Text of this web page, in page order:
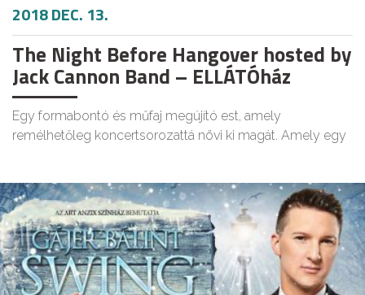
2018 DEC. 13.
The Night Before Hangover hosted by
Jack Cannon Band – ELLÁTÓház
Egy formabontó és műfaj megújító est, amely
remélhetőleg koncertsorozattá növi ki magát. Amely egy